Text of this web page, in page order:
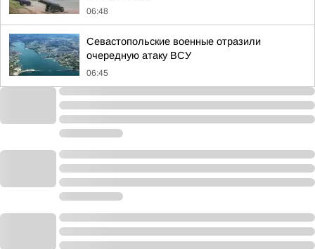
06:48
Севастопольские военные отразили
очередную атаку ВСУ
06:45